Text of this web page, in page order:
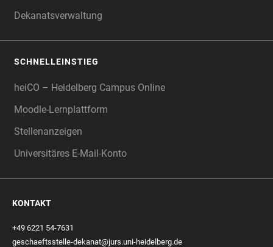
Dekanatsverwaltung
SCHNELLEINSTIEG
heiCO – Heidelberg Campus Online
Moodle-Lernplattform
Stellenanzeigen
Universitäres E-Mail-Konto
KONTAKT
+49 6221 54-7631
geschaeftsstelle-dekanat@jurs.uni-heidelberg.de